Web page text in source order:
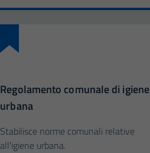
Regolamento comunale di igiene
urbana
Stabilisce norme comunali relative
all'igiene urbana.